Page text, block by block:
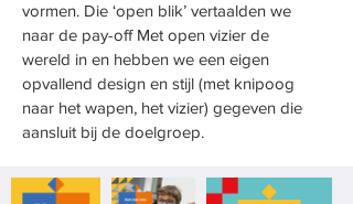
vormen. Die ‘open blik’ vertaalden we
naar de pay-off Met open vizier de
wereld in en hebben we een eigen
opvallend design en stijl (met knipoog
naar het wapen, het vizier) gegeven die
aansluit bij de doelgroep.